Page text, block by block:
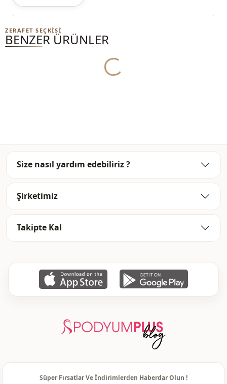
ZERAFET SEÇKISI
BENZER ÜRÜNLER
Yukleniyor...
Size nasıl yardım edebiliriz ?
Şirketimiz
Takipte Kal
Süper Fırsatlar Ve İndirimlerden Haberdar Olun !